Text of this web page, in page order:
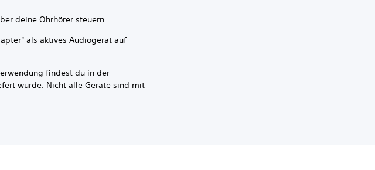
deine Ohrhörer steuern.
als aktives Audiogerät auf
findest du in der
wurde. Nicht alle Geräte sind mit